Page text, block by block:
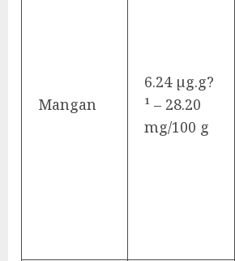
Mangan
6.24 µg.g?
¹ – 28.20
mg/100 g